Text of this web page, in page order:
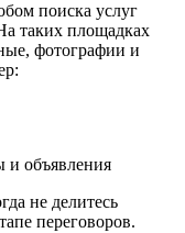
поиска услуг
таких площадках
фотографии и
и объявления
не делитесь
переговоров.